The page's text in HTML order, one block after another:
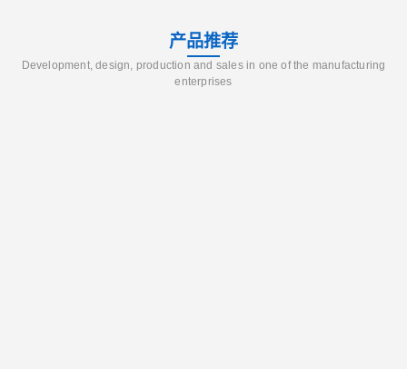
产品推荐
Development, design, production and sales in one of the manufacturing
enterprises